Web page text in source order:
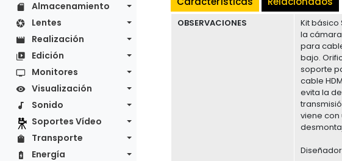
Almacenamiento
Lentes
Realización
Edición
Monitores
Visualización
Sonido
Soportes Vídeo
Transporte
Energía
OBSERVACIONES
Kit básico
la
para
bajo.
soporte
cable
evita la
viene